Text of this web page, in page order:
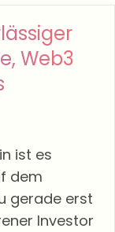
Web3
ist es
dem
gerade erst
Investor